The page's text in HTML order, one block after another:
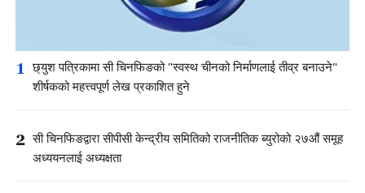
1 छ्युश पत्रिकामा सी चिनफिङको "स्वस्थ चीनको निर्माणलाई तीव्र बनाउने"
शीर्षकको महत्त्वपूर्ण लेख प्रकाशित हुने
2 सी चिनफिङद्वारा सीपीसी केन्द्रीय समितिको राजनीतिक ब्युरोको २७औं समूह
अध्ययनलाई अध्यक्षता